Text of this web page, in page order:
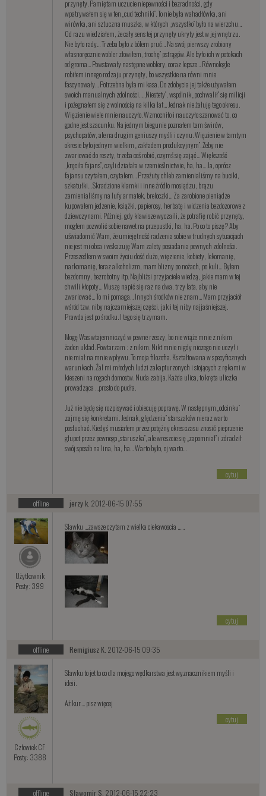
przynęty. Pamiętam uczucie niepewności i bezradności, gdy
wpatrywałem się w ten „cud techniki”. To nie była wahadłówka, ani
wirówka, ani sztuczna muszka, w których „wszystko” było na wierzchu…
Od razu wiedziałem, że cały sens tej przynęty ukryty jest w jej wnętrzu.
Nie było rady… Trzeba było z bólem pruć… Na swój pierwszy zrobiony
własnoręcznie wobler złowiłem „trochę” pstrągów. Ale było ich w potokach
od groma… Powstawały następne woblery, coraz lepsze… Równolegle
robiłem innego rodzaju przynęty, bo wszystkie na równi mnie
fascynowały… Potrzebna była mi kasa. Do zdobycia jej także używałem
swoich manualnych zdolności… „Niestety”, wspólnik „pochwalił” się milicji
i pożegnałem się z wolnością na kilka lat… Jednak nie żałuję tego okresu.
Więzienie wiele mnie nauczyło. Wzmocniło i nauczyło szanować to, co
godne jest szacunku. Na jednym biegunie poznałem tam świrów,
psychopatów, ale na drugim geniuszy myśli i czynu. Więzienie w tamtym
okresie było jednym wielkim „zakładem produkcyjnym”. Żeby nie
zwariować do reszty, trzeba coś robić, czymś się zająć… Większość
„kręciła fajans”, czyli działała w rzemieślnictwie, ha, ha… Ja, oprócz
fajansu czytałem, czytałem… Przeżuty chleb zamienialiśmy na buciki,
szkatułki… Skradzione klamki i inne źródło mosiądzu, brązu
zamienialiśmy na lufy armatek, breloczki… Za zarobione pieniądze
kupowałem jedzenie, książki, papierosy, herbatę i widzenia bezdozorowe z
dziewczynami. Póżniej, gdy klawisze wyczaili, że potrafię robić przynęty,
mogłem pozwolić sobie nawet na przepustki, ha, ha. Po co to piszę? Aby
uświadomić Wam, że umiejętność radzenia sobie w trudnych sytuacjach
nie jest mi obca i wskazuję Wam zalety posiadania pewnych zdolności.
Przeszedłem w swoim życiu dość dużo, więzienie, kobiety, lekomanię,
narkomanię, teraz alkoholizm, mam blizny po nożach, po kuli… Byłem
bezdomny, bezrobotny itp. Najbliżsi przyjaciele wiedzą, jakie mam w tej
chwili kłopoty… Muszę napić się raz na dwa, trzy lata, aby nie
zwariować… To mi pomaga… Innych środków nie znam… Mam przyjaciół
wśród tzw. niby najczarniejszej części, jak i tej niby najjaśniejszej.
Prawda jest po środku. I tego się trzymam.
Mogę Was wtajemniczyć w pewne rzeczy, bo nie wiąże mnie z nikim
żaden układ. Powtarzam : z nikim. Nikt mnie nigdy niczego nie uczył i
nie miał na mnie wpływu. To moja filozofia. Kształtowana w specyficznych
warunkach. Żal mi młodych ludzi zakapturzonych i stojących z rękami w
kieszeni na rogach domostw. Nuda zabija. Każda ulica, to kręta uliczka
prowadząca …prosto do pudła.
Już nie będę się rozpisywać i obiecuję poprawę. W następnym „odcinku”
zajmę się konkretami. Jednak „ględzenia” starszaków nieraz warto
posłuchać. Kiedyś musiałem przez potężny okres czasu znosić pieprzenie
głupot przez pewnego „staruszka”, ale wreszcie się „zapomniał” i zdradził
swój sposób na lina, ha, ha… Warto było, oj warto…
cytuj
offline jerzy k. 2012-06-15 07:55
Użytkownik
Posty: 399
Slawku ...zawsze czytam z wielka ciekawoscia ......
cytuj
offline Remigiusz K. 2012-06-15 09:35
Człowiek CF
Posty: 3388
Sławku to jet to co dla mojego wędkarstwa jest wyznacznikiem myśli i
ideii.
Aż kur.... pisz więcej
cytuj
offline Sławomir S. 2012-06-15 22:23